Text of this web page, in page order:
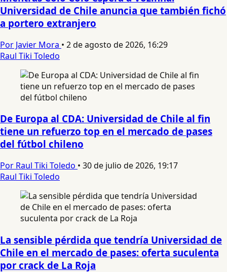
Universidad de Chile anuncia que también fichó
a portero extranjero
Por Javier Mora • 2 de agosto de 2026, 16:29
Raul Tiki Toledo
De Europa al CDA: Universidad de Chile al fin
tiene un refuerzo top en el mercado de pases
del fútbol chileno
Por Raul Tiki Toledo • 30 de julio de 2026, 19:17
Raul Tiki Toledo
La sensible pérdida que tendría Universidad de
Chile en el mercado de pases: oferta suculenta
por crack de La Roja